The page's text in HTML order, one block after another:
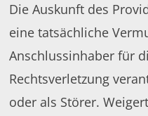
Die Auskunft des
eine tatsächliche
Anschlussinhaber für
Rechtsverletzung
oder als Störer.